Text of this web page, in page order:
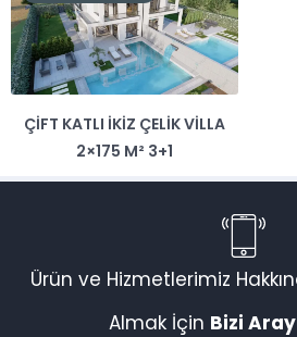
ÇIFT KATLI İKIZ ÇELIK VILLA
2×175 M² 3+1
Ürün ve Hizmetlerimiz
Almak İçin Bizi
Vadi Villa